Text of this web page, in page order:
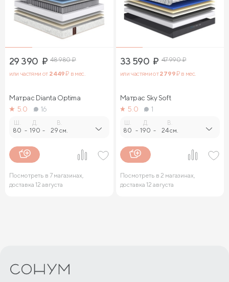
29 390 ₽ 48 980₽
или частями от 2 449₽ в мес.
Матрас Dianta Optima
5.0
16
80 -
Д.
190 -
В.
29 см.
Посмотреть в 7 магазинах,
доставка 12 августа
33 590 ₽ 47 990₽
или частями от2 799₽ в мес.
Матрас Sky Soft
5.0
1
80 -
Д.
190 -
В.
24 см.
Посмотреть в 2 магазинах,
доставка 12 августа